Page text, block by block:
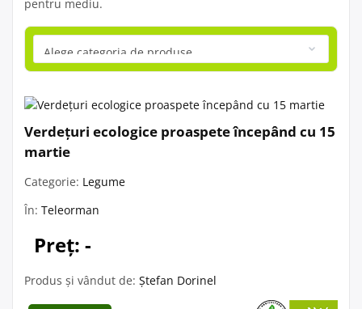
pentru mediu.
Verdețuri ecologice proaspete începând cu 15
martie
Categorie: Legume
În: Teleorman
Preț: -
Produs și vândut de: Ștefan Dorinel